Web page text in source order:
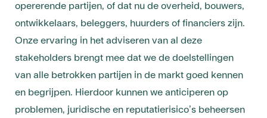
opererende partijen, of dat nu de overheid, bouwers,
ontwikkelaars, beleggers, huurders of financiers zijn.
Onze ervaring in het adviseren van al deze
stakeholders brengt mee dat we de doelstellingen
van alle betrokken partijen in de markt goed kennen
en begrijpen. Hierdoor kunnen we anticiperen op
problemen, juridische en reputatierisico’s beheersen